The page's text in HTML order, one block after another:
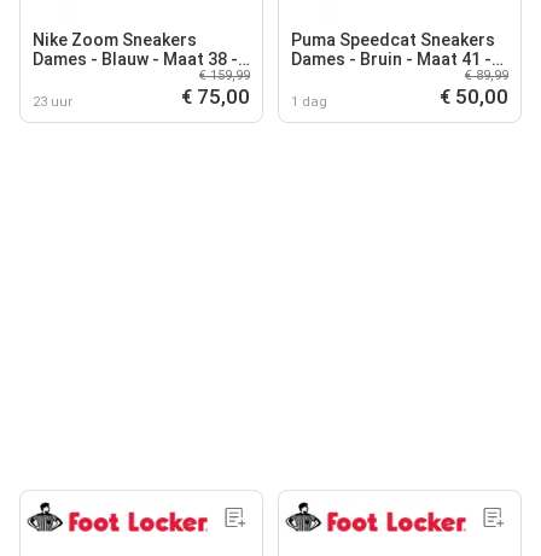
Nike Zoom Sneakers
Dames - Blauw - Maat 38 -
23 uur
€ 159,99
€ 75,00
Puma Speedcat Sneakers
Dames - Bruin - Maat 41 -
1 dag
€ 89,99
€ 50,00